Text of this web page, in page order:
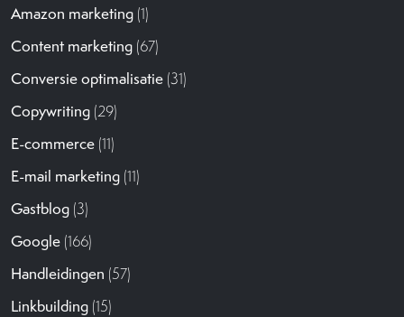
Amazon marketing (1)
Content marketing (67)
Conversie optimalisatie (31)
Copywriting (29)
E-commerce (11)
E-mail marketing (11)
Gastblog (3)
Google (166)
Handleidingen (57)
Linkbuilding (15)